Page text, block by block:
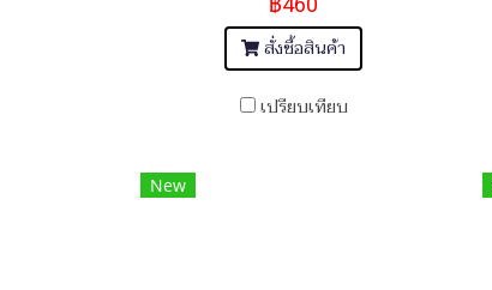
สั่งซื้อสินค้า
เปรียบเทียบ
New